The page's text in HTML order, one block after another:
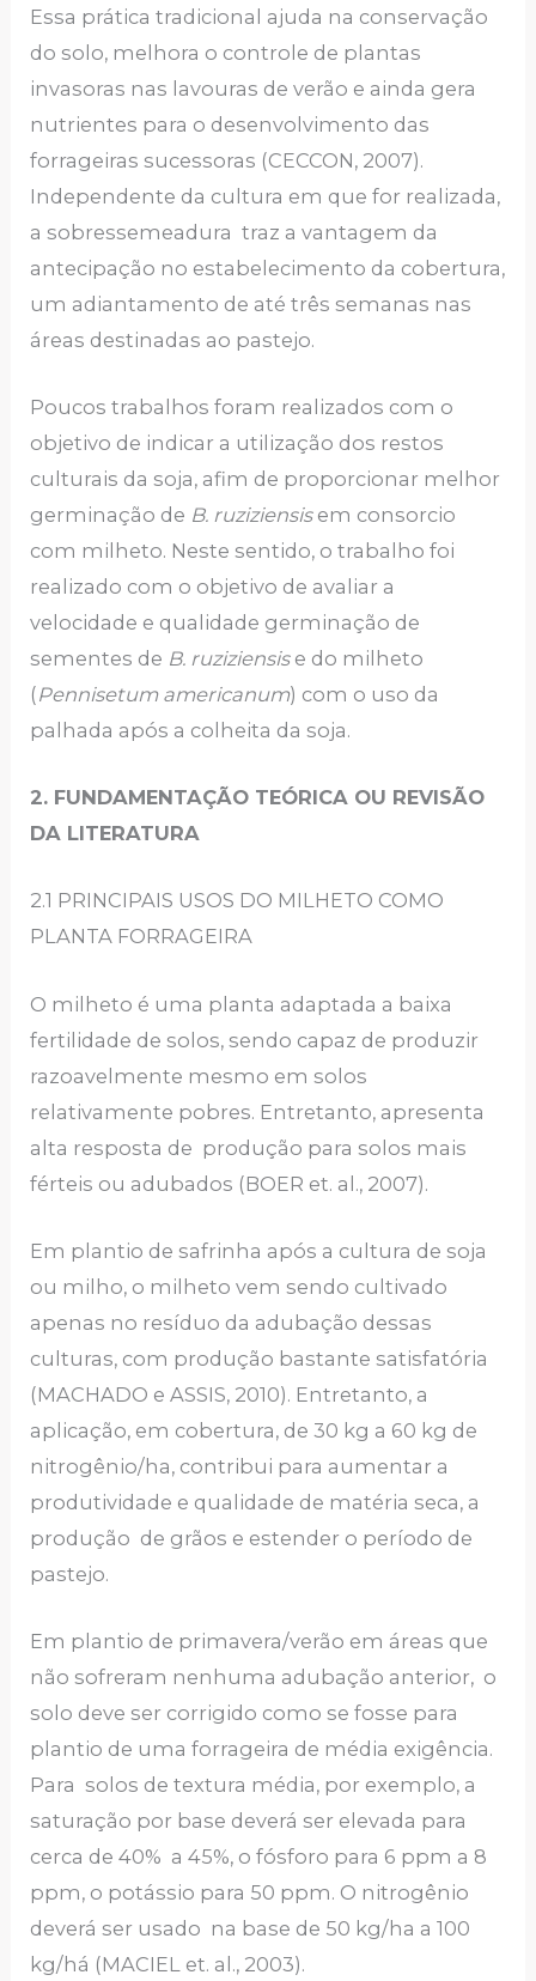
Essa prática tradicional ajuda na conservação
do solo, melhora o controle de plantas
invasoras nas lavouras de verão e ainda gera
nutrientes para o desenvolvimento das
forrageiras sucessoras (CECCON, 2007).
Independente da cultura em que for realizada,
a sobressemeadura traz a vantagem da
antecipação no estabelecimento da cobertura,
um adiantamento de até três semanas nas
áreas destinadas ao pastejo.
Poucos trabalhos foram realizados com o
objetivo de indicar a utilização dos restos
culturais da soja, afim de proporcionar melhor
germinação de B. ruziziensis em consorcio
com milheto. Neste sentido, o trabalho foi
realizado com o objetivo de avaliar a
velocidade e qualidade germinação de
sementes de B. ruziziensis e do milheto
(Pennisetum americanum) com o uso da
palhada após a colheita da soja.
2. FUNDAMENTAÇÃO TEÓRICA OU REVISÃO
DA LITERATURA
2.1 PRINCIPAIS USOS DO MILHETO COMO
PLANTA FORRAGEIRA
O milheto é uma planta adaptada a baixa
fertilidade de solos, sendo capaz de produzir
razoavelmente mesmo em solos
relativamente pobres. Entretanto, apresenta
alta resposta de produção para solos mais
férteis ou adubados (BOER et. al., 2007).
Em plantio de safrinha após a cultura de soja
ou milho, o milheto vem sendo cultivado
apenas no resíduo da adubação dessas
culturas, com produção bastante satisfatória
(MACHADO e ASSIS, 2010). Entretanto, a
aplicação, em cobertura, de 30 kg a 60 kg de
nitrogênio/ha, contribui para aumentar a
produtividade e qualidade de matéria seca, a
produção de grãos e estender o período de
pastejo.
Em plantio de primavera/verão em áreas que
não sofreram nenhuma adubação anterior, o
solo deve ser corrigido como se fosse para
plantio de uma forrageira de média exigência.
Para solos de textura média, por exemplo, a
saturação por base deverá ser elevada para
cerca de 40% a 45%, o fósforo para 6 ppm a 8
ppm, o potássio para 50 ppm. O nitrogênio
deverá ser usado na base de 50 kg/ha a 100
kg/há (MACIEL et. al., 2003).